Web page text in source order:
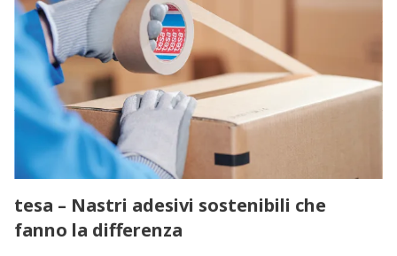
tesa – Nastri adesivi sostenibili che
fanno la differenza